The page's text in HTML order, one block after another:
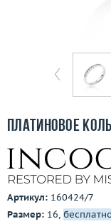
Бесплатная
О компании
3D-тур по
Платиновое
Артикул: 160424/7
Размер: 16,